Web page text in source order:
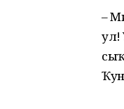
–
ул!